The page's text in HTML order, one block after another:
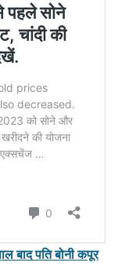
बाद पति बोनी कपूर